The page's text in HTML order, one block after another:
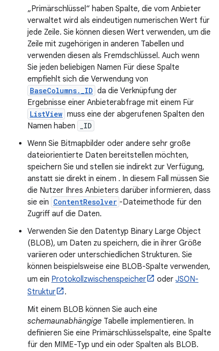
„Primärschlüssel“ haben Spalte, die vom Anbieter
verwaltet wird als eindeutigen numerischen Wert für
jede Zeile. Sie können diesen Wert verwenden, um die
Zeile mit zugehörigen in anderen Tabellen und
verwenden diesen als Fremdschlüssel. Auch wenn
Sie jeden beliebigen Namen Für diese Spalte
empfiehlt sich die Verwendung von
BaseColumns._ID da die Verknüpfung der
Ergebnisse einer Anbieterabfrage mit einem Für
ListView muss eine der abgerufenen Spalten den
Namen haben
_ID
Wenn Sie Bitmapbilder oder andere sehr große
dateiorientierte Daten bereitstellen möchten,
speichern Sie und stellen sie indirekt zur Verfügung,
anstatt sie direkt in einem . In diesem Fall müssen Sie
die Nutzer Ihres Anbieters darüber informieren, dass
sie ein ContentResolver -Dateimethode für den
Zugriff auf die Daten.
Verwenden Sie den Datentyp Binary Large Object
(BLOB), um Daten zu speichern, die in ihrer Größe
variieren oder unterschiedlichen Strukturen. Sie
können beispielsweise eine BLOB-Spalte verwenden,
um ein Protokollzwischenspeicher oder JSON-
Struktur
.
Mit einem BLOB können Sie auch eine
schemaunabhängige Tabelle implementieren. In
definieren Sie eine Primärschlüsselspalte, eine Spalte
für den MIME-Typ und ein oder Spalten als BLOB.